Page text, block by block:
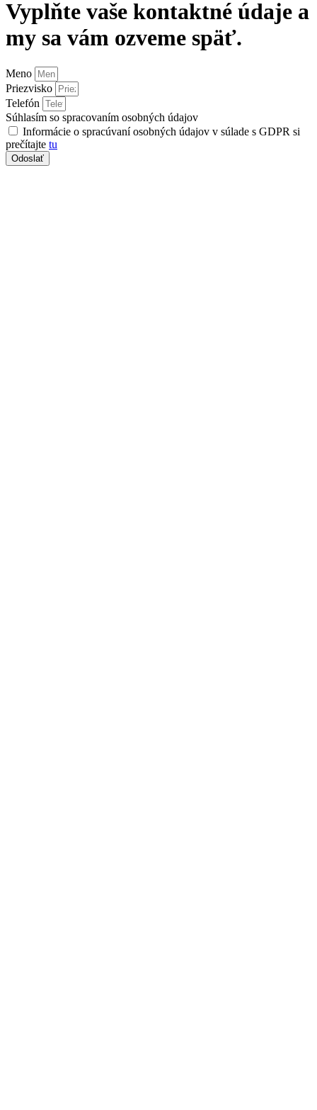
Vyplňte vaše kontaktné údaje a
my sa vám ozveme späť.
Meno
Priezvisko
Telefón
Súhlasím so spracovaním osobných údajov
Informácie o spracúvaní osobných údajov v súlade s GDPR si
prečítajte tu
Odoslať